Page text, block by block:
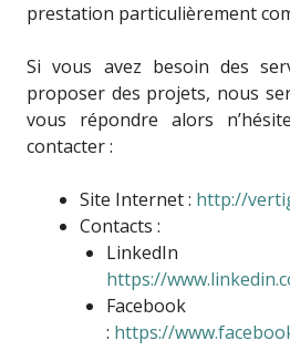
prestation particulièrement
Si vous avez besoin des
proposer des projets, nous
vous répondre alors
contacter :
Site Internet : http://
Contacts :
https://
Facebook
: https://